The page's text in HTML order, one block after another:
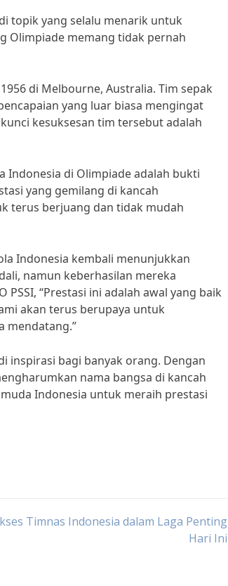
topik yang selalu menarik untuk
Olimpiade memang tidak pernah
di Melbourne, Australia. Tim sepak
yang luar biasa mengingat
kesuksesan tim tersebut adalah
Indonesia di Olimpiade adalah bukti
yang gemilang di kancah
terus berjuang dan tidak mudah
Indonesia kembali menunjukkan
namun keberhasilan mereka
“Prestasi ini adalah awal yang baik
akan terus berupaya untuk
mendatang.”
inspirasi bagi banyak orang. Dengan
nama bangsa di kancah
Indonesia untuk meraih prestasi
Timnas Indonesia dalam Laga Penting
Hari Ini